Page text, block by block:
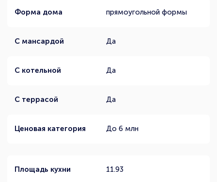
Форма дома прямоугольной формы
С мансардой Да
С котельной Да
С террасой Да
Ценовая категория До 6 млн
Площадь кухни 11.93